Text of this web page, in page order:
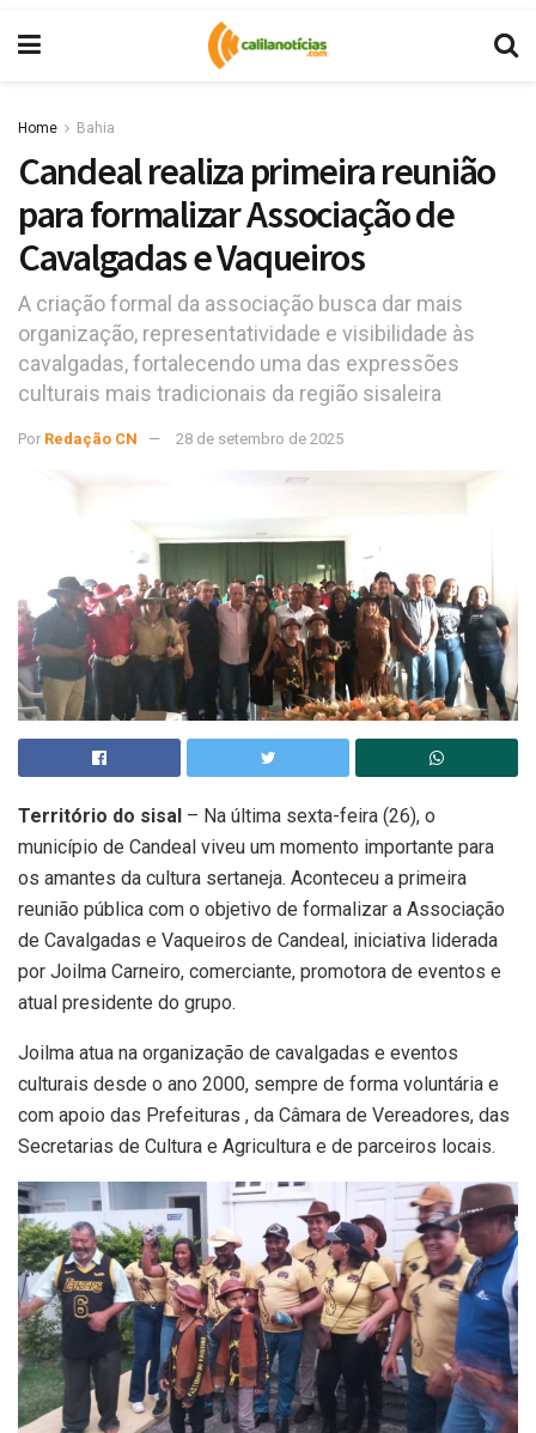
Home Bahia
Candeal realiza primeira reunião
para formalizar Associação de
Cavalgadas e Vaqueiros
A criação formal da associação busca dar mais
organização, representatividade e visibilidade às
cavalgadas, fortalecendo uma das expressões
culturais mais tradicionais da região sisaleira
Por Redação CN 28 de setembro de 2025
Território do sisal – Na última sexta-feira (26), o
município de Candeal viveu um momento importante para
os amantes da cultura sertaneja. Aconteceu a primeira
reunião pública com o objetivo de formalizar a Associação
de Cavalgadas e Vaqueiros de Candeal, iniciativa liderada
por Joilma Carneiro, comerciante, promotora de eventos e
atual presidente do grupo.
Joilma atua na organização de cavalgadas e eventos
culturais desde o ano 2000, sempre de forma voluntária e
com apoio das Prefeituras , da Câmara de Vereadores, das
Secretarias de Cultura e Agricultura e de parceiros locais.